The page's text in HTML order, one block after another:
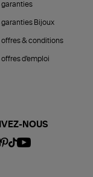
garanties
garanties Bijoux
offres & conditions
offres d'emploi
NOUS